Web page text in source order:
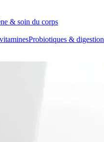
& soin du corps
Probiotiques & digestion